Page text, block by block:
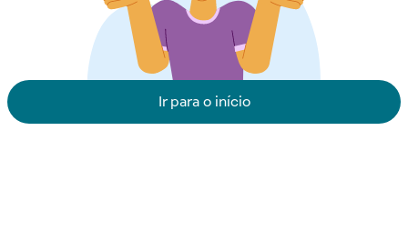
Ir para o início